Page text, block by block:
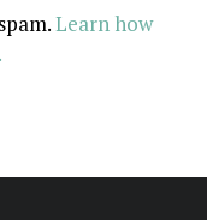
Learn how